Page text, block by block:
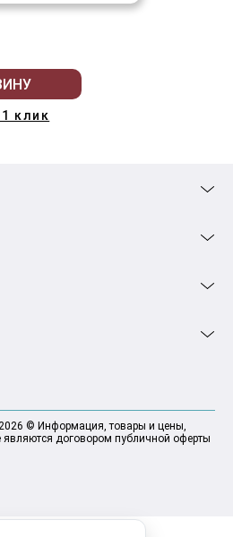
клик
© Информация, товары и цены,
являются договором публичной оферты